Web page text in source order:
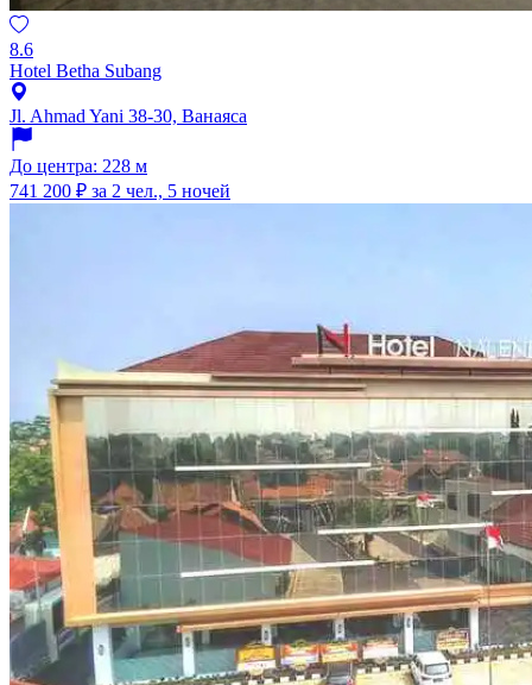
8.6
Hotel Betha Subang
Jl. Ahmad Yani 38-30, Ванаяса
До центра: 228 м
741 200 ₽ за 2 чел., 5 ночей